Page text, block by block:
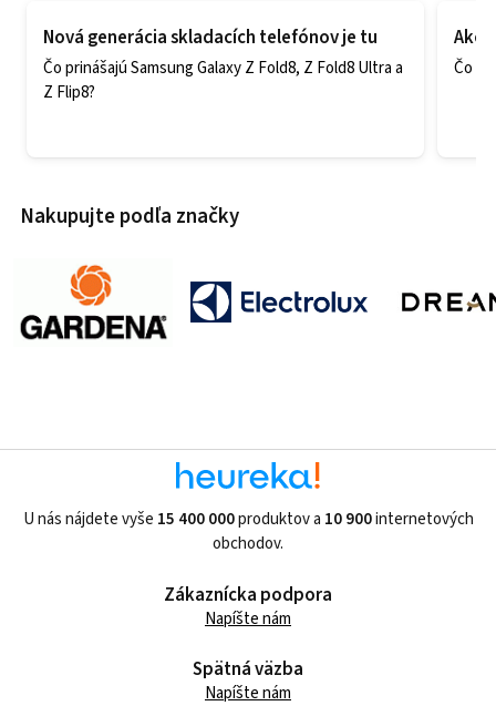
Nová generácia skladacích telefónov je tu
Čo prinášajú Samsung Galaxy Z Fold8, Z Fold8 Ultra a
Z Flip8?
Ako
Čo
Nakupujte podľa značky
U nás nájdete vyše 15 400 000produktov a 10 900internetových
obchodov.
Zákaznícka podpora
Napíšte nám
Spätná väzba
Napíšte nám